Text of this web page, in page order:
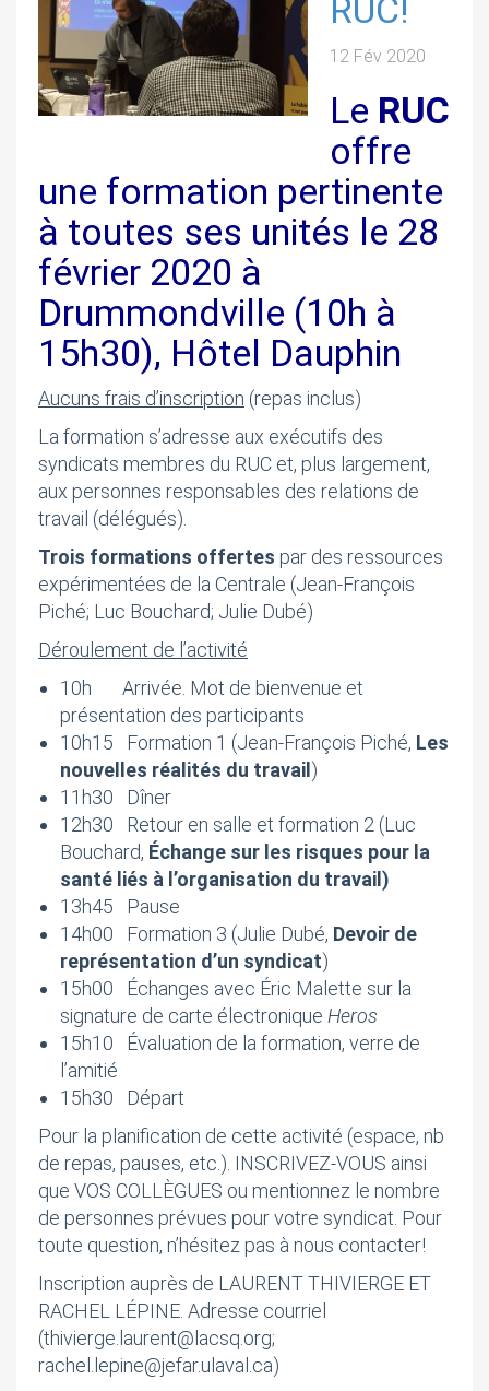
RUC!
12 Fév 2020
Le RUC
offre
une formation pertinente
à toutes ses unités le 28
février 2020 à
Drummondville (10h à
15h30), Hôtel Dauphin
Aucuns frais d’inscription (repas inclus)
La formation s’adresse aux exécutifs des
syndicats membres du RUC et, plus largement,
aux personnes responsables des relations de
travail (délégués).
Trois formations offertes par des ressources
expérimentées de la Centrale (Jean-François
Piché; Luc Bouchard; Julie Dubé)
Déroulement de l’activité
10h Arrivée. Mot de bienvenue et
présentation des participants
10h15 Formation 1 (Jean-François Piché, Les
nouvelles réalités du travail )
11h30 Dîner
12h30 Retour en salle et formation 2 (Luc
Bouchard, Échange sur les risques pour la
santé liés à l’organisation du travail)
13h45 Pause
14h00 Formation 3 (Julie Dubé, Devoir de
représentation d’un syndicat)
15h00 Échanges avec Éric Malette sur la
signature de carte électronique Heros
15h10 Évaluation de la formation, verre de
l’amitié
15h30 Départ
Pour la planification de cette activité (espace, nb
de repas, pauses, etc.). INSCRIVEZ-VOUS ainsi
que VOS COLLÈGUES ou mentionnez le nombre
de personnes prévues pour votre syndicat. Pour
toute question, n’hésitez pas à nous contacter!
Inscription auprès de LAURENT THIVIERGE ET
RACHEL LÉPINE. Adresse courriel
(thivierge.laurent@lacsq.org;
rachel.lepine@jefar.ulaval.ca)